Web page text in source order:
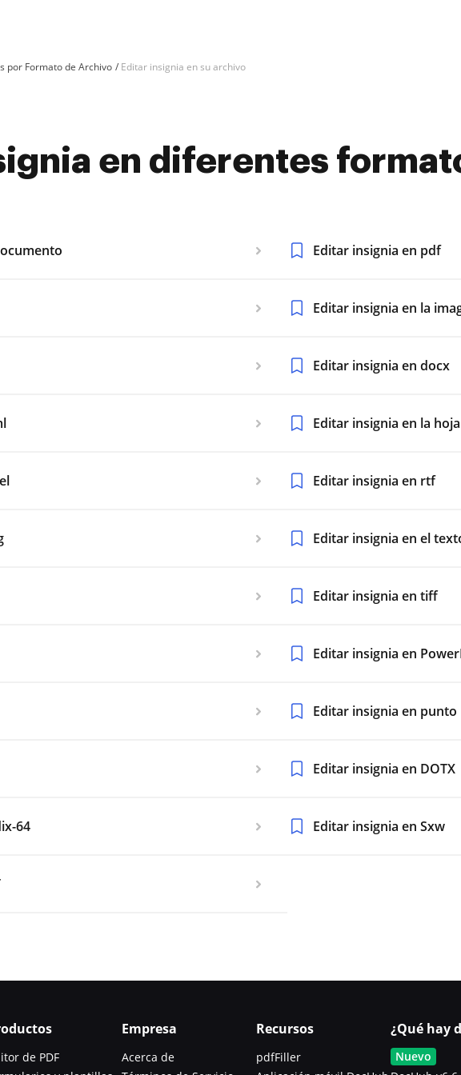
por Formato de Archivo Editar insignia en su archivo
en diferentes
Editar insignia en pdf
Editar insignia en la
Editar insignia en docx
Editar insignia en la
Editar insignia en rtf
Editar insignia en el
Editar insignia en tiff
Editar insignia en
Editar insignia en punto
Editar insignia en DOTX
64 Editar insignia en Sxw
de PDF
Empresa
Acerca de
Recursos
pdfFiller
¿Qué hay
Nuevo